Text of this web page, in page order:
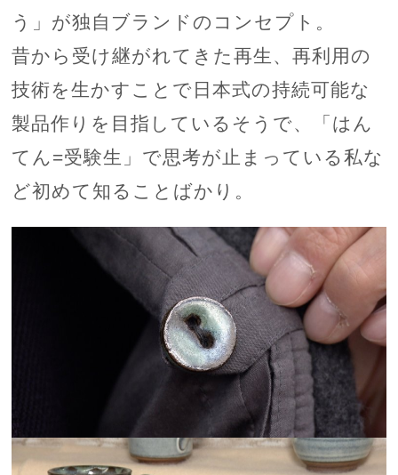
う」が独自ブランドのコンセプト。
昔から受け継がれてきた再生、再利用の
技術を生かすことで日本式の持続可能な
製品作りを目指しているそうで、「はん
てん=受験生」で思考が止まっている私な
ど初めて知ることばかり。